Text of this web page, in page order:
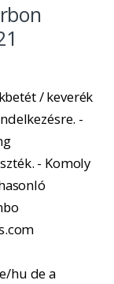
/ keverék
-
- Komoly
hu de a